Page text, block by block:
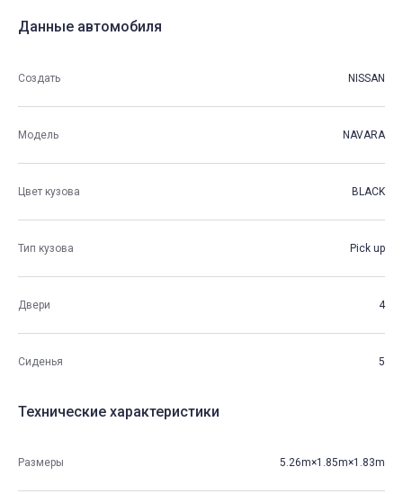
Данные автомобиля
Создать NISSAN
Модель NAVARA
Цвет кузова BLACK
Тип кузова Pick up
Двери 4
Сиденья 5
Технические характеристики
Размеры 5.26m×1.85m×1.83m